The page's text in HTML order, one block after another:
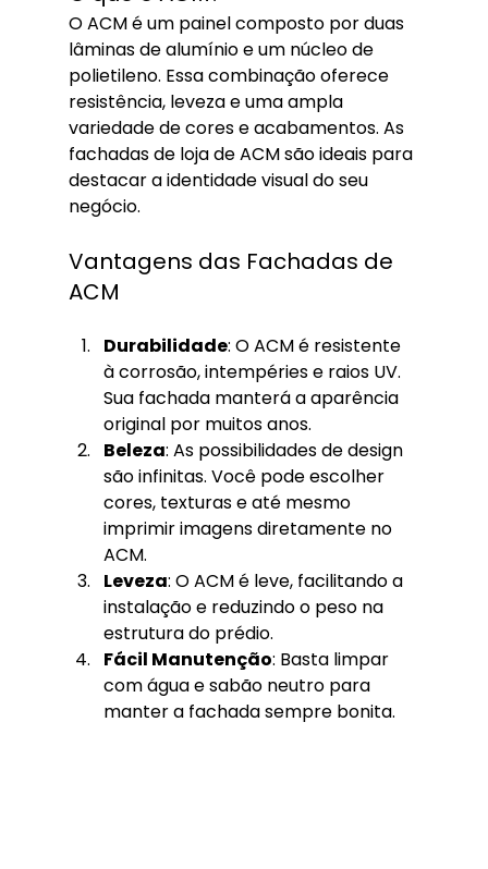
O ACM é um painel composto por duas
lâminas de alumínio e um núcleo de
polietileno. Essa combinação oferece
resistência, leveza e uma ampla
variedade de cores e acabamentos. As
fachadas de loja de ACM são ideais para
destacar a identidade visual do seu
negócio.
Vantagens das Fachadas de
ACM
Durabilidade: O ACM é resistente
à corrosão, intempéries e raios UV.
Sua fachada manterá a aparência
original por muitos anos.
Beleza: As possibilidades de design
são infinitas. Você pode escolher
cores, texturas e até mesmo
imprimir imagens diretamente no
ACM.
Leveza: O ACM é leve, facilitando a
instalação e reduzindo o peso na
estrutura do prédio.
Fácil Manutenção: Basta limpar
com água e sabão neutro para
manter a fachada sempre bonita.